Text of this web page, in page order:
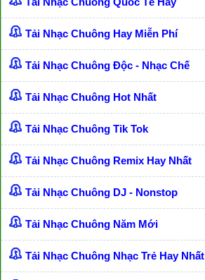
Tải Nhạc Chuông Hay Miễn Phí
Tải Nhạc Chuông Độc - Nhạc Chế
Tải Nhạc Chuông Hot Nhất
Tải Nhạc Chuông Tik Tok
Tải Nhạc Chuông Remix Hay Nhất
Tải Nhạc Chuông DJ - Nonstop
Tải Nhạc Chuông Năm Mới
Tải Nhạc Chuông Nhạc Trẻ Hay Nhất